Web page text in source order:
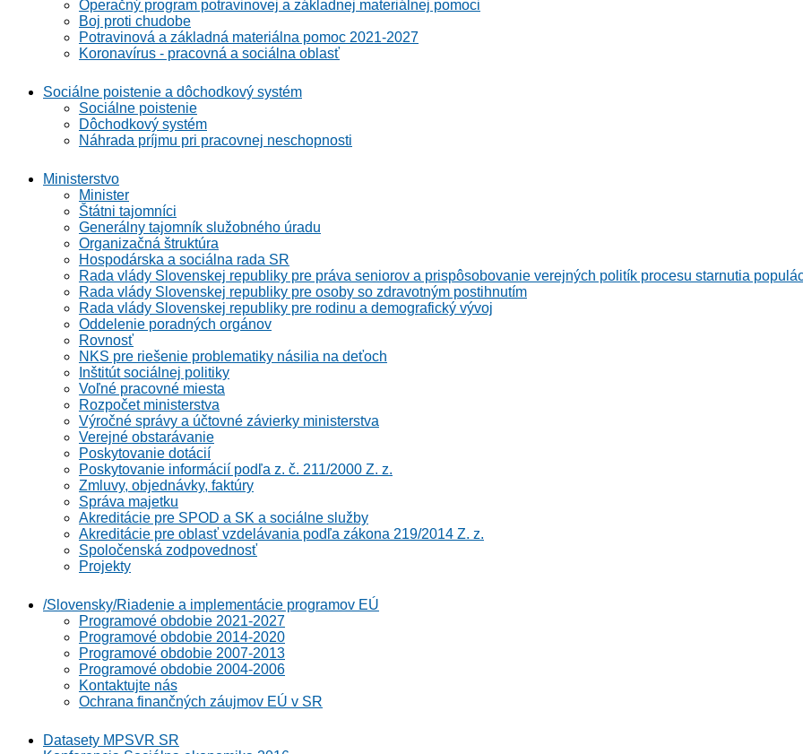
Operačný program potravinovej a základnej materiálnej pomoci
Boj proti chudobe
Potravinová a základná materiálna pomoc 2021-2027
Koronavírus - pracovná a sociálna oblasť
Sociálne poistenie a dôchodkový systém
Sociálne poistenie
Dôchodkový systém
Náhrada príjmu pri pracovnej neschopnosti
Ministerstvo
Minister
Štátni tajomníci
Generálny tajomník služobného úradu
Organizačná štruktúra
Hospodárska a sociálna rada SR
Rada vlády Slovenskej republiky pre práva seniorov a prispôsobovanie verejných politík procesu starnutia
Rada vlády Slovenskej republiky pre osoby so zdravotným postihnutím
Rada vlády Slovenskej republiky pre rodinu a demografický vývoj
Oddelenie poradných orgánov
Rovnosť
NKS pre riešenie problematiky násilia na deťoch
Inštitút sociálnej politiky
Voľné pracovné miesta
Rozpočet ministerstva
Výročné správy a účtovné závierky ministerstva
Verejné obstarávanie
Poskytovanie dotácií
Poskytovanie informácií podľa z. č. 211/2000 Z. z.
Zmluvy, objednávky, faktúry
Správa majetku
Akreditácie pre SPOD a SK a sociálne služby
Akreditácie pre oblasť vzdelávania podľa zákona 219/2014 Z. z.
Spoločenská zodpovednosť
Projekty
/Slovensky/Riadenie a implementácie programov EÚ
Programové obdobie 2021-2027
Programové obdobie 2014-2020
Programové obdobie 2007-2013
Programové obdobie 2004-2006
Kontaktujte nás
Ochrana finančných záujmov EÚ v SR
Datasety MPSVR SR